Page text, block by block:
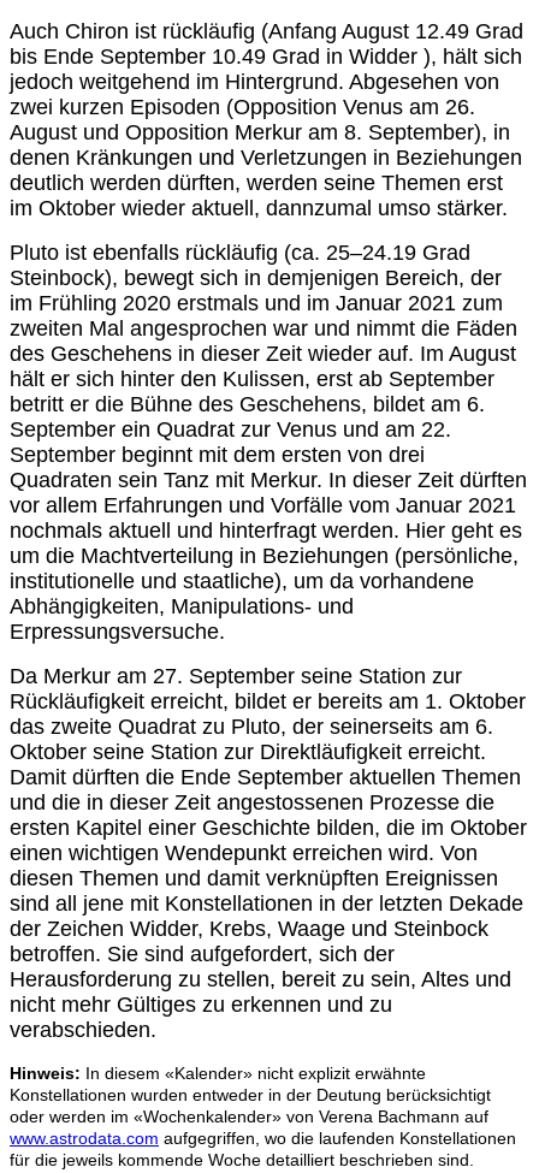
Auch Chiron ist rückläufig (Anfang August 12.49 Grad
bis Ende September 10.49 Grad in Widder ), hält sich
jedoch weitgehend im Hintergrund. Abgesehen von
zwei kurzen Episoden (Opposition Venus am 26.
August und Opposition Merkur am 8. September), in
denen Kränkungen und Verletzungen in Beziehungen
deutlich werden dürften, werden seine Themen erst
im Oktober wieder aktuell, dannzumal umso stärker.
Pluto ist ebenfalls rückläufig (ca. 25–24.19 Grad
Steinbock), bewegt sich in demjenigen Bereich, der
im Frühling 2020 erstmals und im Januar 2021 zum
zweiten Mal angesprochen war und nimmt die Fäden
des Geschehens in dieser Zeit wieder auf. Im August
hält er sich hinter den Kulissen, erst ab September
betritt er die Bühne des Geschehens, bildet am 6.
September ein Quadrat zur Venus und am 22.
September beginnt mit dem ersten von drei
Quadraten sein Tanz mit Merkur. In dieser Zeit dürften
vor allem Erfahrungen und Vorfälle vom Januar 2021
nochmals aktuell und hinterfragt werden. Hier geht es
um die Machtverteilung in Beziehungen (persönliche,
institutionelle und staatliche), um da vorhandene
Abhängigkeiten, Manipulations- und
Erpressungsversuche.
Da Merkur am 27. September seine Station zur
Rückläufigkeit erreicht, bildet er bereits am 1. Oktober
das zweite Quadrat zu Pluto, der seinerseits am 6.
Oktober seine Station zur Direktläufigkeit erreicht.
Damit dürften die Ende September aktuellen Themen
und die in dieser Zeit angestossenen Prozesse die
ersten Kapitel einer Geschichte bilden, die im Oktober
einen wichtigen Wendepunkt erreichen wird. Von
diesen Themen und damit verknüpften Ereignissen
sind all jene mit Konstellationen in der letzten Dekade
der Zeichen Widder, Krebs, Waage und Steinbock
betroffen. Sie sind aufgefordert, sich der
Herausforderung zu stellen, bereit zu sein, Altes und
nicht mehr Gültiges zu erkennen und zu
verabschieden.
Hinweis: In diesem «Kalender» nicht explizit erwähnte
Konstellationen wurden entweder in der Deutung berücksichtigt
oder werden im «Wochenkalender» von Verena Bachmann auf
www.astrodata.com aufgegriffen, wo die laufenden Konstellationen
für die jeweils kommende Woche detailliert beschrieben sind.